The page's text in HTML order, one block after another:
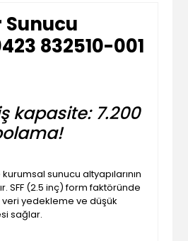
Sunucu
832510-001
kapasite: 7.200
sunucu altyapılarının
SFF (2.5 inç) form faktöründe
veri yedekleme ve düşük
sağlar.